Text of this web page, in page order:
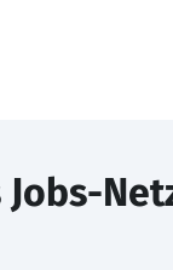
Jobs-